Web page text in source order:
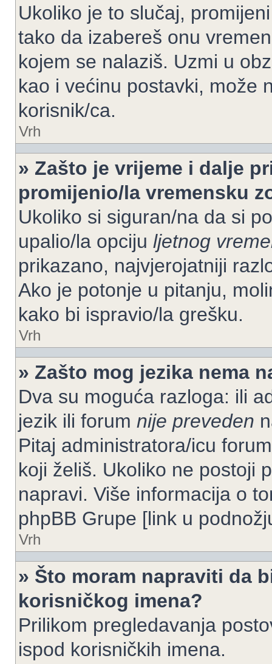
Ukoliko je to slučaj,
tako da izabereš onu
kojem se nalaziš. Uzmi u
kao i većinu postavki, može
korisnik/ca.
Vrh
» Zašto je vrijeme i dalje
promijenio/la vremensku
Ukoliko si siguran/na da si
upalio/la opciju ljetnog
prikazano, najvjerojatniji
Ako je potonje u pitanju,
kako bi ispravio/la grešku.
Vrh
» Zašto mog jezika nema
Dva su moguća razloga: ili
jezik ili forum nije preveden
Pitaj administratora/icu
koji želiš. Ukoliko ne postoji
napravi. Više informacija o
phpBB Grupe [link u
Vrh
» Što moram napraviti da
korisničkog imena?
Prilikom pregledavanja
ispod korisničkih imena.